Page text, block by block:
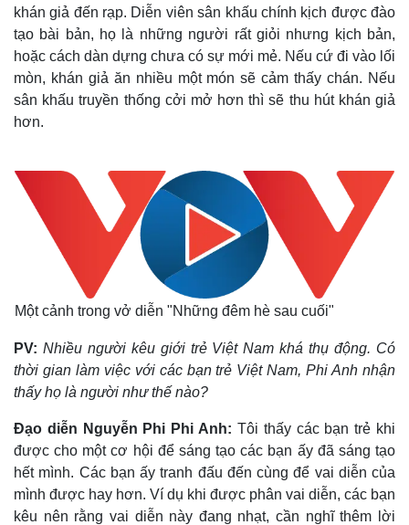
Bất động sản
Khởi nghiệp
Thị trường
Giá vàng
Tiêu dùng
Chứng khoán
Giá cà phê
khán giả đến rạp. Diễn viên sân khấu chính kịch được đào
tạo bài bản, họ là những người rất giỏi nhưng kịch bản,
hoặc cách dàn dựng chưa có sự mới mẻ. Nếu cứ đi vào lối
mòn, khán giả ăn nhiều một món sẽ cảm thấy chán. Nếu
sân khấu truyền thống cởi mở hơn thì sẽ thu hút khán giả
hơn.
Một cảnh trong vở diễn "Những đêm hè sau cuối"
PV: Nhiều người kêu giới trẻ Việt Nam khá thụ động. Có
thời gian làm việc với các bạn trẻ Việt Nam, Phi Anh nhận
thấy họ là người như thế nào?
Đạo diễn Nguyễn Phi Phi Anh: Tôi thấy các bạn trẻ khi
được cho một cơ hội để sáng tạo các bạn ấy đã sáng tạo
hết mình. Các bạn ấy tranh đấu đến cùng để vai diễn của
mình được hay hơn. Ví dụ khi được phân vai diễn, các bạn
kêu nên rằng vai diễn này đang nhạt, cần nghĩ thêm lời